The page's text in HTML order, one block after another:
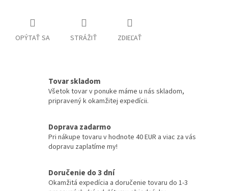
OPÝTAŤ SA STRÁŽIŤ ZDIEĽAŤ
Tovar skladom
Všetok tovar v ponuke máme u nás skladom,
pripravený k okamžitej expedícii.
Doprava zadarmo
Pri nákupe tovaru v hodnote 40 EUR a viac za vás
dopravu zaplatíme my!
Doručenie do 3 dní
Okamžitá expedícia a doručenie tovaru do 1-3